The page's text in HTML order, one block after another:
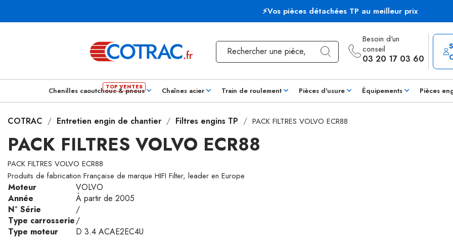
⚡Vos pièces détachées TP au meilleur prix
Besoin d'un
conseil
03 20 17 03 60
Chenilles caoutchouc & pneus Chaînes acier Train de roulement Pièces d'usure Équipements Pièces
COTRAC Entretien engin de chantier Filtres engins TP PACK FILTRES VOLVO ECR88
PACK FILTRES VOLVO ECR88
PACK FILTRES VOLVO ECR88
Produits de fabrication Française de marque HIFI Filter, leader en Europe
Moteur
VOLVO
Année
À partir de 2005
N° Série
/
Type carrosserie/
Type moteur
D 3.4 ACAE2EC4U